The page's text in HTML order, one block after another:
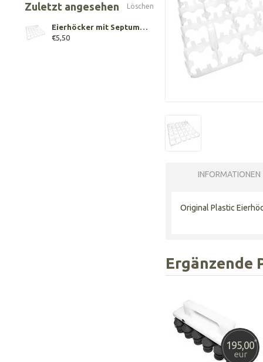
INFORMATIONEN
Original Plastic
Ergänzende
195,00*
eur
Zuletzt angesehen Löschen
Eierhöcker mit Septum, 36 Eier
€5,50